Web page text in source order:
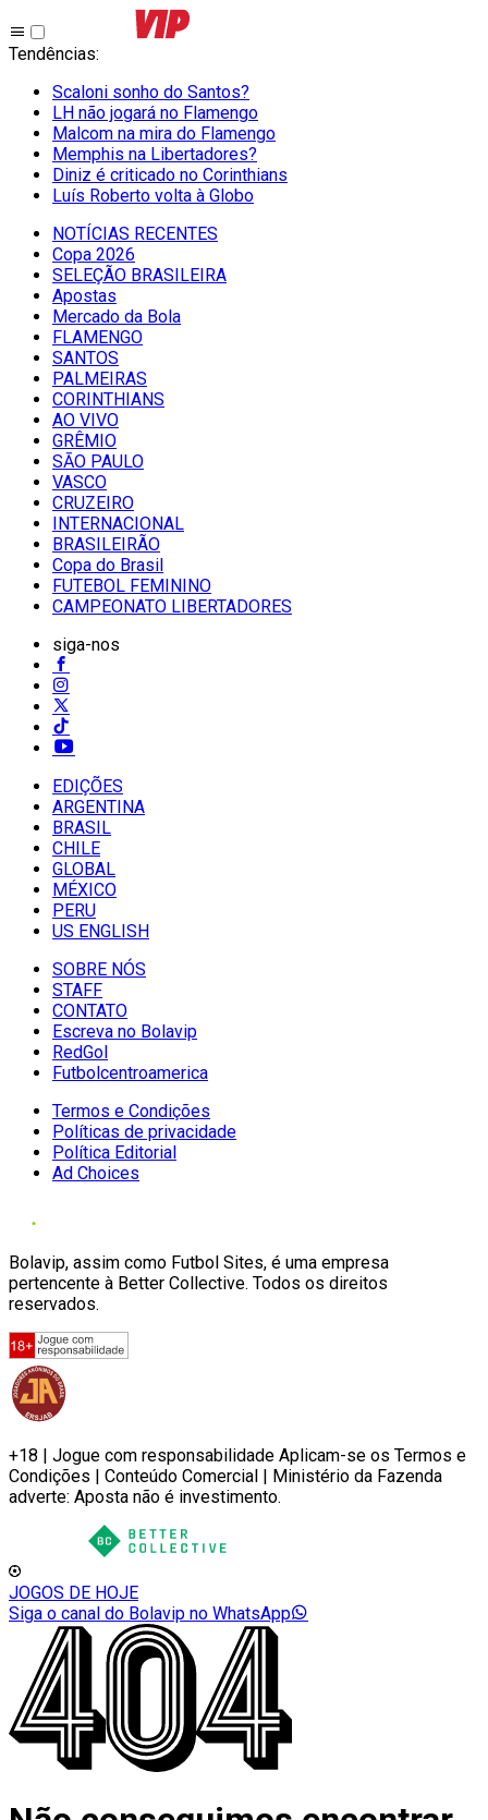
Tendências:
Scaloni sonho do Santos?
LH não jogará no Flamengo
Malcom na mira do Flamengo
Memphis na Libertadores?
Diniz é criticado no Corinthians
Luís Roberto volta à Globo
NOTÍCIAS RECENTES
Copa 2026
SELEÇÃO BRASILEIRA
Apostas
Mercado da Bola
FLAMENGO
SANTOS
PALMEIRAS
CORINTHIANS
AO VIVO
GRÊMIO
SĀO PAULO
VASCO
CRUZEIRO
INTERNACIONAL
BRASILEIRÃO
Copa do Brasil
FUTEBOL FEMININO
CAMPEONATO LIBERTADORES
siga-nos
EDIÇÕES
ARGENTINA
BRASIL
CHILE
GLOBAL
MÉXICO
PERU
US ENGLISH
SOBRE NÓS
STAFF
CONTATO
Escreva no Bolavip
RedGol
Futbolcentroamerica
Termos e Condições
Políticas de privacidade
Política Editorial
Ad Choices
Bolavip, assim como Futbol Sites, é uma empresa
pertencente à Better Collective. Todos os direitos
reservados.
+18 | Jogue com responsabilidade Aplicam-se os Termos e
Condições | Conteúdo Comercial | Ministério da Fazenda
adverte: Aposta não é investimento.
JOGOS DE HOJE
Siga o canal do Bolavip no WhatsApp